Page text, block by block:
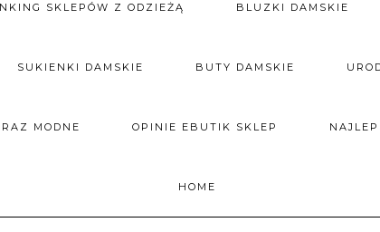
SKLEPÓW Z ODZIEŻĄ BLUZKI DAMSKIE
SUKIENKI DAMSKIE BUTY DAMSKIE
MODNE OPINIE EBUTIK SKLEP
HOME